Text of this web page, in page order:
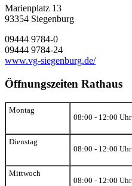
Marienplatz 13
93354 Siegenburg
09444 9784-0
09444 9784-24
www.vg-siegenburg.de/
Öffnungszeiten Rathaus
Montag
08:00 - 12:00 Uhr
Dienstag
08:00 - 12:00 Uhr
Mittwoch
08:00 - 12:00 Uhr